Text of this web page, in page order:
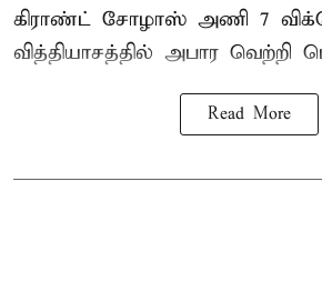
கிராண்ட் சோழாஸ் அணி 7
வித்தியாசத்தில் அபார வெற்றி
Read More